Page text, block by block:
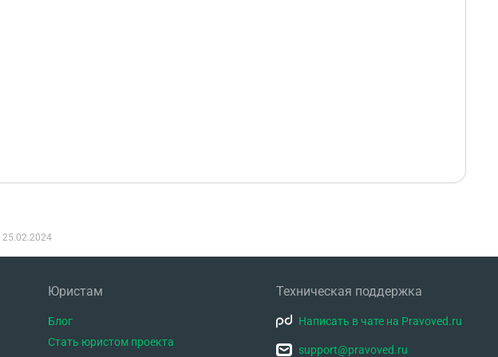
25.02.2024
Юристам
Блог
Стать юристом проекта
Техническая поддержка
Написать в чате на Pravoved.ru
support@pravoved.ru